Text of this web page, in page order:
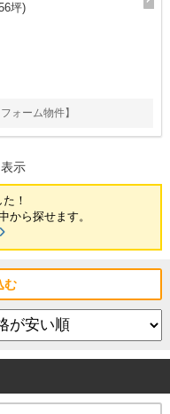
坪)
ォーム物件】
示
！
から探せます。
む